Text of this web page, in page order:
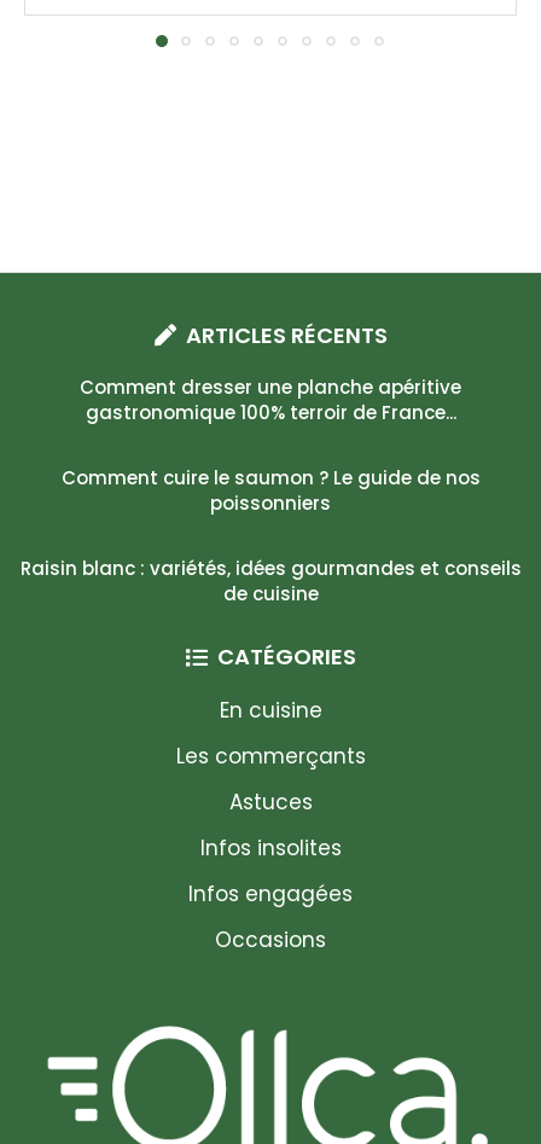
ARTICLES RÉCENTS
Comment dresser une planche apéritive
gastronomique 100% terroir de France...
Comment cuire le saumon ? Le guide de nos
poissonniers
Raisin blanc : variétés, idées gourmandes et conseils
de cuisine
CATÉGORIES
En cuisine
Les commerçants
Astuces
Infos insolites
Infos engagées
Occasions